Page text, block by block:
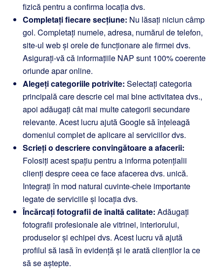
fizică pentru a confirma locația dvs.
Completați fiecare secțiune: Nu lăsați niciun câmp
gol. Completați numele, adresa, numărul de telefon,
site-ul web și orele de funcționare ale firmei dvs.
Asigurați-vă că informațiile NAP sunt 100% coerente
oriunde apar online.
Alegeți categoriile potrivite: Selectați categoria
principală care descrie cel mai bine activitatea dvs.,
apoi adăugați cât mai multe categorii secundare
relevante. Acest lucru ajută Google să înțeleagă
domeniul complet de aplicare al serviciilor dvs.
Scrieți o descriere convingătoare a afacerii:
Folosiți acest spațiu pentru a informa potențialii
clienți despre ceea ce face afacerea dvs. unică.
Integrați în mod natural cuvinte-cheie importante
legate de serviciile și locația dvs.
Încărcați fotografii de înaltă calitate: Adăugați
fotografii profesionale ale vitrinei, interiorului,
produselor și echipei dvs. Acest lucru vă ajută
profilul să iasă în evidență și le arată clienților la ce
să se aștepte.